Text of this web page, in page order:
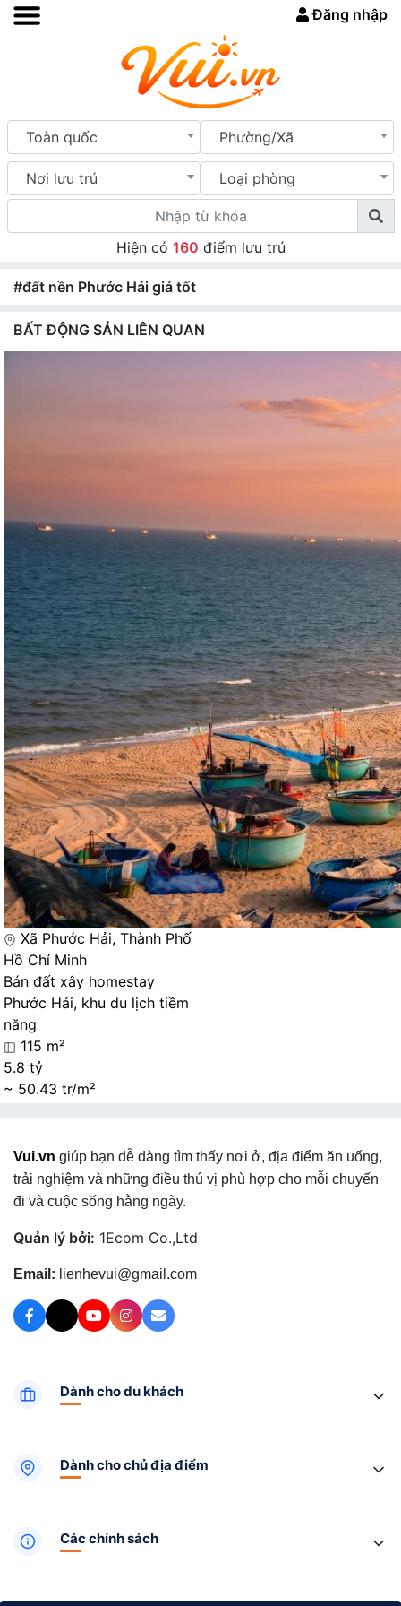
Đăng nhập
Toàn quốc Phường/Xã
Nơi lưu trú Loại phòng
Hiện có 160 điểm lưu trú
#đất nền Phước Hải giá tốt
BẤT ĐỘNG SẢN LIÊN QUAN
Xã Phước Hải, Thành Phố
Hồ Chí Minh
Bán đất xây homestay
Phước Hải, khu du lịch tiềm
năng
115 m²
5.8 tỷ
~ 50.43 tr/m²
Vui.vn giúp bạn dễ dàng tìm thấy nơi ở, địa điểm ăn uống,
trải nghiệm và những điều thú vị phù hợp cho mỗi chuyến
đi và cuộc sống hằng ngày.
Quản lý bởi: 1Ecom Co.,Ltd
Email: lienhevui@gmail.com
Dành cho du khách
Dành cho chủ địa điểm
Các chính sách